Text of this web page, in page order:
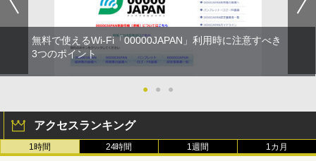
無料で使えるWi-Fi「00000JAPAN」利用時に注意すべき
3つのポイント
● ● ●
アクセスランキング
1時間 24時間 1週間 1カ月